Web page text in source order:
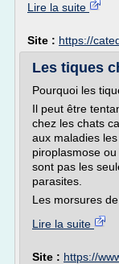
Lire la suite
Site : https://
Les tiques
Pourquoi les
Il peut être
chez les chats
aux maladies
piroplasmose
sont pas les
parasites.
Les morsures
Lire la suite
Site : https://